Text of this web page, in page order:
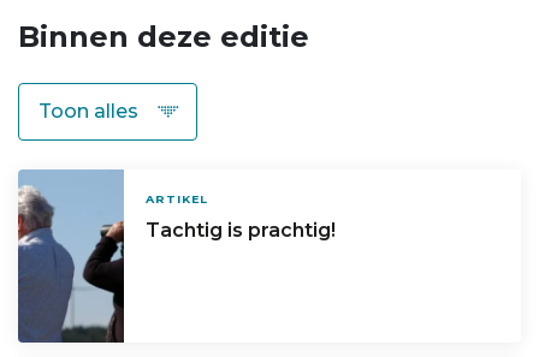
Binnen deze editie
ARTIKEL
Tachtig is prachtig!